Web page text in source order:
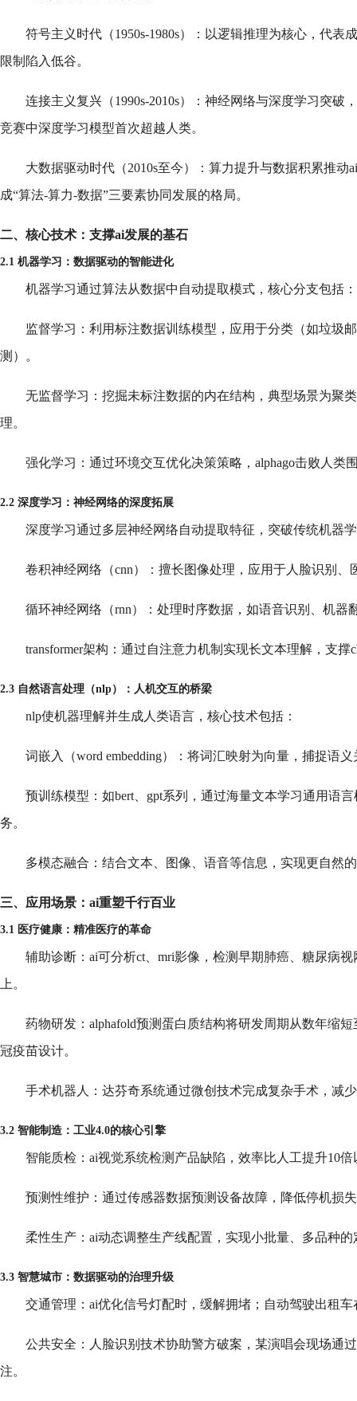
符号主义时代（1950s-1980s）：以逻辑推理为核心，代表
限制陷入低谷。
连接主义复兴（1990s-2010s）：神经网络与深度学习突破
竞赛中深度学习模型首次超越人类。
大数据驱动时代（2010s至今）：算力提升与数据积累推动
成“算法-算力-数据”三要素协同发展的格局。
二、核心技术：支撑ai发展的基石
2.1 机器学习：数据驱动的智能进化
机器学习通过算法从数据中自动提取模式，核心分支包括：
监督学习：利用标注数据训练模型，应用于分类（如垃圾
测）。
无监督学习：挖掘未标注数据的内在结构，典型场景为聚
理。
强化学习：通过环境交互优化决策策略，alphago击败人类
2.2 深度学习：神经网络的深度拓展
深度学习通过多层神经网络自动提取特征，突破传统机器
卷积神经网络（cnn）：擅长图像处理，应用于人脸识别、
循环神经网络（rnn）：处理时序数据，如语音识别、机器
transformer架构：通过自注意力机制实现长文本理解，支撑
2.3 自然语言处理（nlp）：人机交互的桥梁
nlp使机器理解并生成人类语言，核心技术包括：
词嵌入（word embedding）：将词汇映射为向量，捕捉语义
预训练模型：如bert、gpt系列，通过海量文本学习通用语
务。
多模态融合：结合文本、图像、语音等信息，实现更自然
三、应用场景：ai重塑千行百业
3.1 医疗健康：精准医疗的革命
辅助诊断：ai可分析ct、mri影像，检测早期肺癌、糖尿病
上。
药物研发：alphafold预测蛋白质结构将研发周期从数年缩短
冠疫苗设计。
手术机器人：达芬奇系统通过微创技术完成复杂手术，减
3.2 智能制造：工业4.0的核心引擎
智能质检：ai视觉系统检测产品缺陷，效率比人工提升10倍
预测性维护：通过传感器数据预测设备故障，降低停机损失
柔性生产：ai动态调整生产线配置，实现小批量、多品种
3.3 智慧城市：数据驱动的治理升级
交通管理：ai优化信号灯配时，缓解拥堵；自动驾驶出租
公共安全：人脸识别技术协助警方破案，某演唱会现场通
注。